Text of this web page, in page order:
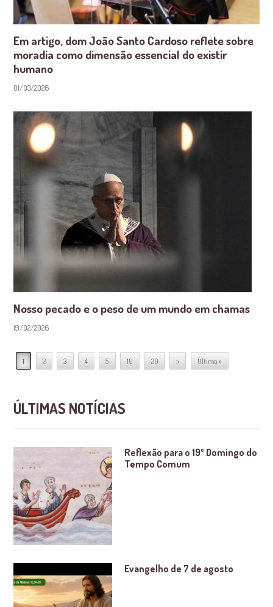
Em artigo, dom João Santo Cardoso reflete sobre
moradia como dimensão essencial do existir
humano
01/03/2026
Nosso pecado e o peso de um mundo em chamas
19/02/2026
1 2 3 4 5 10 20 » Última »
ÚLTIMAS NOTÍCIAS
Reflexão para o 19º Domingo do
Tempo Comum
Evangelho de 7 de agosto